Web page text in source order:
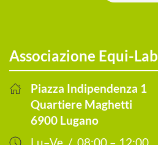
Associazione Equi-Lab
Piazza Indipendenza 1
Quartiere Maghetti
6900 Lugano
Lu–Ve / 08:00 – 12:00